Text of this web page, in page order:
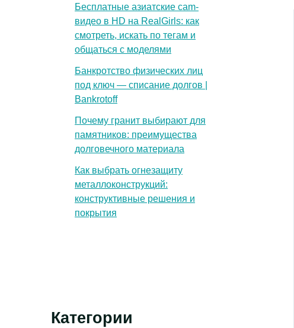
Бесплатные азиатские cam-
видео в HD на RealGirls: как
смотреть, искать по тегам и
общаться с моделями
Банкротство физических лиц
под ключ — списание долгов |
Bankrotoff
Почему гранит выбирают для
памятников: преимущества
долговечного материала
Как выбрать огнезащиту
металлоконструкций:
конструктивные решения и
покрытия
Категории